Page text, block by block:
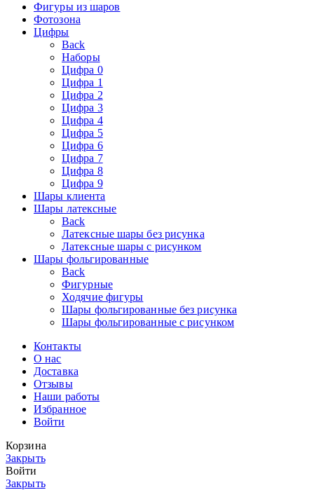
Фигуры из шаров
Фотозона
Цифры
Back
Наборы
Цифра 0
Цифра 1
Цифра 2
Цифра 3
Цифра 4
Цифра 5
Цифра 6
Цифра 7
Цифра 8
Цифра 9
Шары клиента
Шары латексные
Back
Латексные шары без рисунка
Латексные шары с рисунком
Шары фольгированные
Back
Фигурные
Ходячие фигуры
Шары фольгированные без рисунка
Шары фольгированные с рисунком
Контакты
О нас
Доставка
Отзывы
Наши работы
Избранное
Войти
Корзина
Закрыть
Войти
Закрыть